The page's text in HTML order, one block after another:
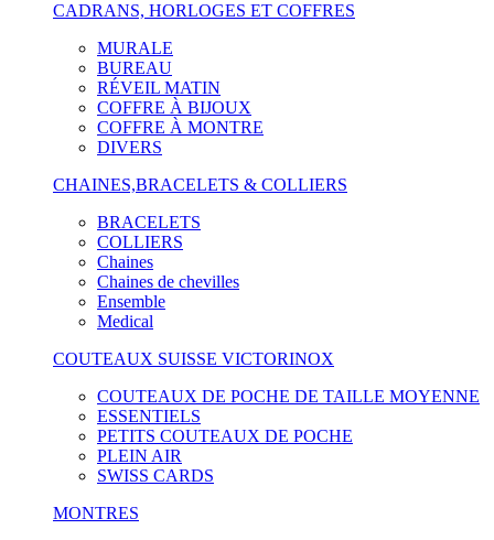
CADRANS, HORLOGES ET COFFRES
MURALE
BUREAU
RÉVEIL MATIN
COFFRE À BIJOUX
COFFRE À MONTRE
DIVERS
CHAINES,BRACELETS & COLLIERS
BRACELETS
COLLIERS
Chaines
Chaines de chevilles
Ensemble
Medical
COUTEAUX SUISSE VICTORINOX
COUTEAUX DE POCHE DE TAILLE MOYENNE
ESSENTIELS
PETITS COUTEAUX DE POCHE
PLEIN AIR
SWISS CARDS
MONTRES